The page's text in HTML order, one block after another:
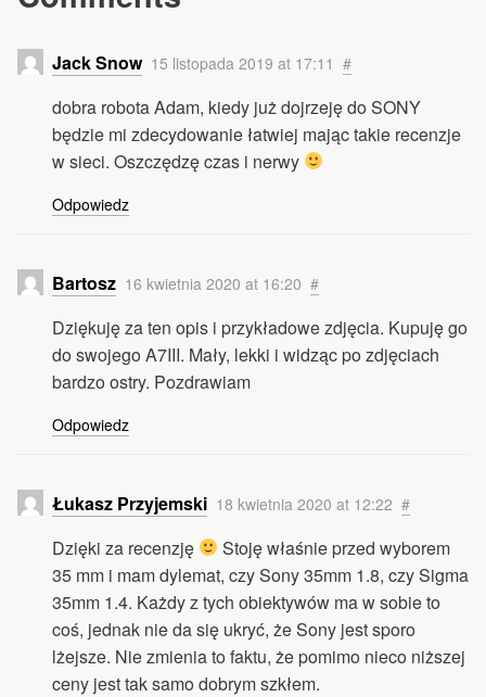
Jack Snow 15 listopada 2019 at 17:11 #
dobra robota Adam, kiedy już dojrzeję do SONY
będzie mi zdecydowanie łatwiej mając takie recenzje
w sieci. Oszczędzę czas i nerwy
Odpowiedz
Bartosz 16 kwietnia 2020 at 16:20 #
Dziękuję za ten opis i przykładowe zdjęcia. Kupuję go
do swojego A7III. Mały, lekki i widząc po zdjęciach
bardzo ostry. Pozdrawiam
Odpowiedz
Łukasz Przyjemski 18 kwietnia 2020 at 12:22 #
Dzięki za recenzję
Stoję właśnie przed wyborem
35 mm i mam dylemat, czy Sony 35mm 1.8, czy Sigma
35mm 1.4. Każdy z tych obiektywów ma w sobie to
coś, jednak nie da się ukryć, że Sony jest sporo
lżejsze. Nie zmienia to faktu, że pomimo nieco niższej
ceny jest tak samo dobrym szkłem.